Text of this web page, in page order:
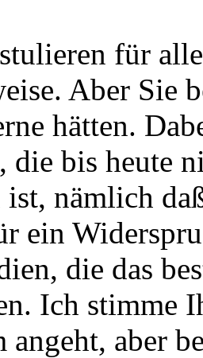
für
Aber Sie
hätten.
die bis heute
ist, nämlich
ein
die das
Ich stimme
angeht, aber